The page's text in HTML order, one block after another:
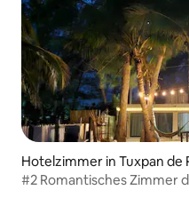
Hotelzimmer in Tuxpan de
#2 Romantisches Zimmer